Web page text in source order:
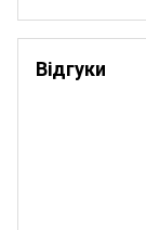
Відгуки